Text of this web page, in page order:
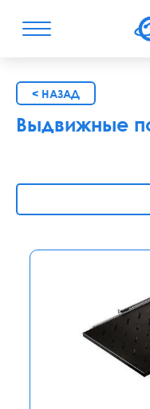
< НАЗАД
Выдвижные